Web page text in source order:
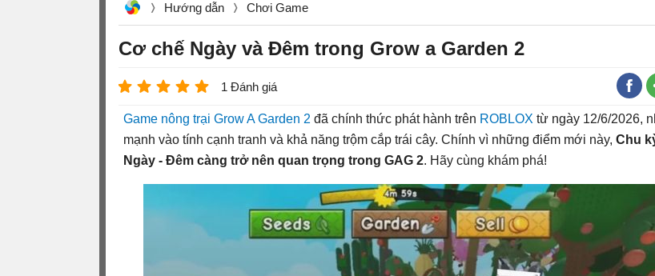
Hướng dẫn Chơi Game
Cơ chế Ngày và Đêm trong Grow a Garden 2
1 Đánh giá
Game nông trại Grow A Garden 2 đã chính thức phát hành trên ROBLOX từ ngày 12/6/2026,
mạnh vào tính cạnh tranh và khả năng trộm cắp trái cây. Chính vì những điểm mới này, Chu
Ngày - Đêm càng trở nên quan trọng trong GAG 2. Hãy cùng khám phá!